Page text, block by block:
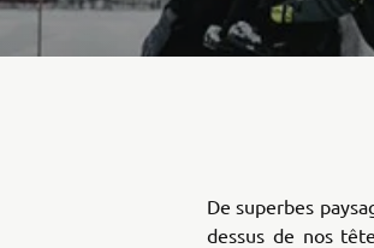
De superbes
dessus de nos